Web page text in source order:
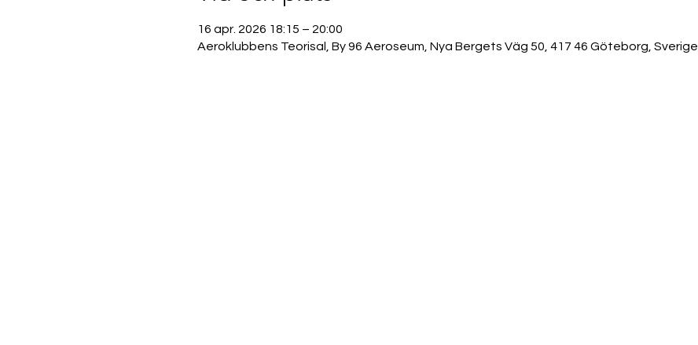
16 apr. 2026 18:15 – 20:00
Aeroklubbens Teorisal, By 96 Aeroseum, Nya Bergets Väg 50, 417 46 Göteborg, Sverige